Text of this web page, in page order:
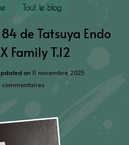
Tout le blog
de Tatsuya Endo
Family T.12
on 11 novembre 2025
commentaires